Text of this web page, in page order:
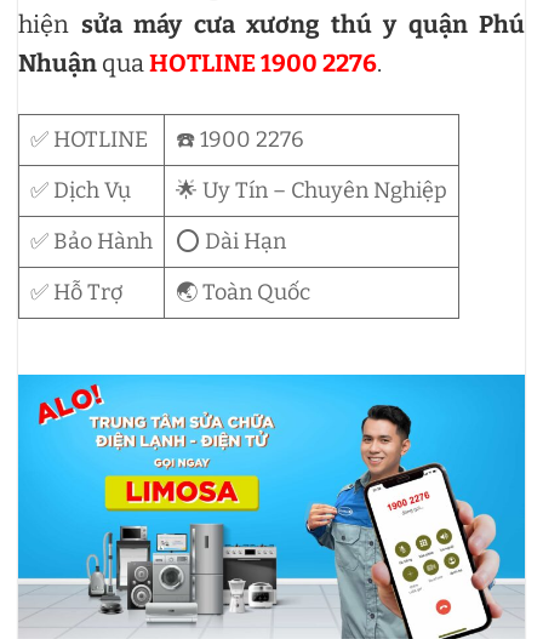
hiện sửa máy cưa xương thú y quận Phú
Nhuận quaHOTLINE 1900 2276.
✅ HOTLINE
☎️ 1900 2276
✅ Dịch Vụ
🌟 Uy Tín – Chuyên Nghiệp
✅ Bảo Hành
⭕ Dài Hạn
✅ Hỗ Trợ
🌏 Toàn Quốc